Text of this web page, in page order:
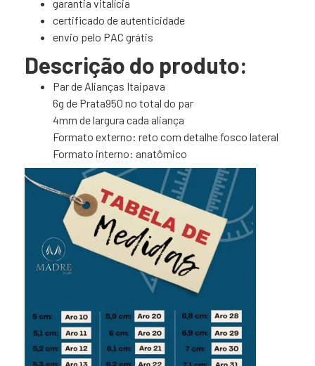
garantia vitalícia
certificado de autenticidade
envio pelo PAC grátis
Descrição do produto:
Par de Alianças Itaipava
6g de Prata950 no total do par
4mm de largura cada aliança
Formato externo: reto com detalhe fosco lateral
Formato interno: anatômico